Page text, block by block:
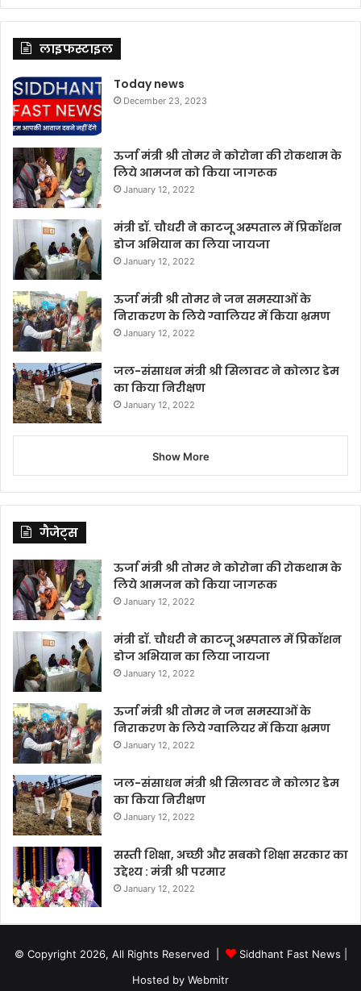
लाइफस्टाइल
Today news
December 23, 2023
ऊर्जा मंत्री श्री तोमर ने कोरोना की रोकथाम के
लिये आमजन को किया जागरूक
January 12, 2022
मंत्री डॉ. चौधरी ने काटजू अस्पताल में प्रिकॉशन
डोज अभियान का लिया जायजा
January 12, 2022
ऊर्जा मंत्री श्री तोमर ने जन समस्याओं के
निराकरण के लिये ग्वालियर में किया भ्रमण
January 12, 2022
जल-संसाधन मंत्री श्री सिलावट ने कोलार डेम
का किया निरीक्षण
January 12, 2022
Show More
गैजेट्स
ऊर्जा मंत्री श्री तोमर ने कोरोना की रोकथाम के
लिये आमजन को किया जागरूक
January 12, 2022
मंत्री डॉ. चौधरी ने काटजू अस्पताल में प्रिकॉशन
डोज अभियान का लिया जायजा
January 12, 2022
ऊर्जा मंत्री श्री तोमर ने जन समस्याओं के
निराकरण के लिये ग्वालियर में किया भ्रमण
January 12, 2022
जल-संसाधन मंत्री श्री सिलावट ने कोलार डेम
का किया निरीक्षण
January 12, 2022
सस्ती शिक्षा, अच्छी और सबको शिक्षा सरकार का
उद्देश्य : मंत्री श्री परमार
January 12, 2022
© Copyright 2026, All Rights Reserved | Siddhant Fast News
Hosted by Webmitr